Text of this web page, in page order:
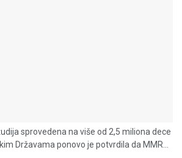
sprovedena na više od 2,5 miliona dece
Državama ponovo je potvrdila da MMR...